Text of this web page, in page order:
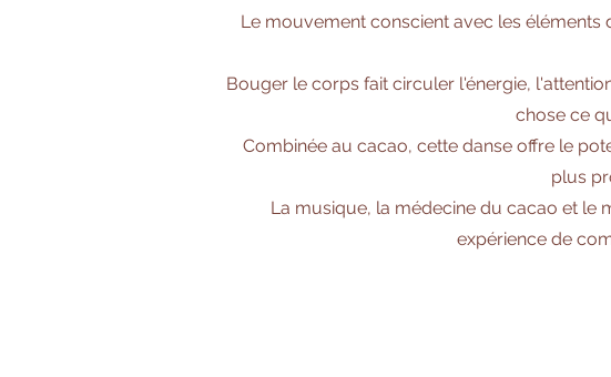
Le mouvement conscient avec les éléments
Bouger le corps fait circuler l'énergie,
chose ce
Combinée au cacao, cette danse offre le
plus
La musique, la médecine du cacao et le
expérience de